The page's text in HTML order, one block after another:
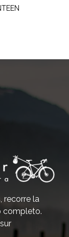
recorre la
completo.